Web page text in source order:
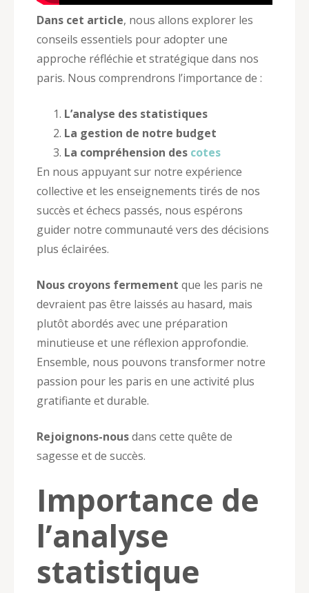
Dans cet article, nous allons explorer les
conseils essentiels pour adopter une
approche réfléchie et stratégique dans nos
paris. Nous comprendrons l’importance de :
L’analyse des statistiques
La gestion de notre budget
La compréhension des cotes
En nous appuyant sur notre expérience
collective et les enseignements tirés de nos
succès et échecs passés, nous espérons
guider notre communauté vers des décisions
plus éclairées.
Nous croyons fermement que les paris ne
devraient pas être laissés au hasard, mais
plutôt abordés avec une préparation
minutieuse et une réflexion approfondie.
Ensemble, nous pouvons transformer notre
passion pour les paris en une activité plus
gratifiante et durable.
Rejoignons-nousdans cette quête de
sagesse et de succès.
Importance de
l’analyse
statistique